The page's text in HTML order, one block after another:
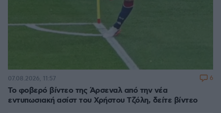
Το φοβερό βίντεο της Άρσεναλ από την νέα
εντυπωσιακή ασίστ του Χρήστου Τζόλη, δείτε βίντεο
07.08.2026, 11:57 6